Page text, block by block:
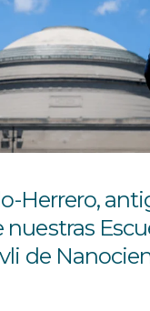
Herrero,
de